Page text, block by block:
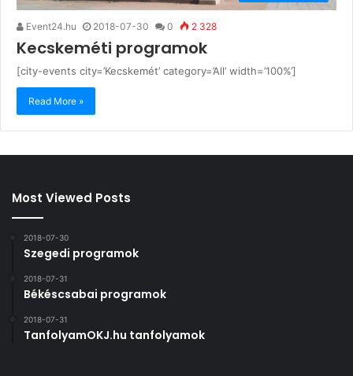
Event24.hu 2018-07-30 0 2 328
Kecskeméti programok
[city-events city=’Kecskemét’ category=’All’ width=’100%’]
Read More »
Most Viewed Posts
2018-07-30
Szegedi programok
2018-07-31
Békéscsabai programok
2018-07-31
TanfolyamOKJ.hu tanfolyamok